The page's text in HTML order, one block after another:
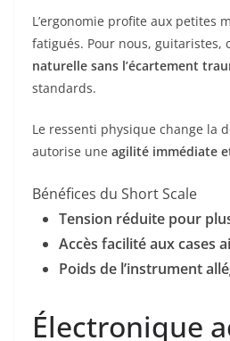
L’ergonomie profite aux petites
fatigués. Pour nous, guitaristes,
naturelle sans l’écartement
standards.
Le ressenti physique change la
autorise une agilité immédiate
Bénéfices du Short Scale
Tension réduite pour
Accès facilité aux cases
Poids de l’instrument
Électronique